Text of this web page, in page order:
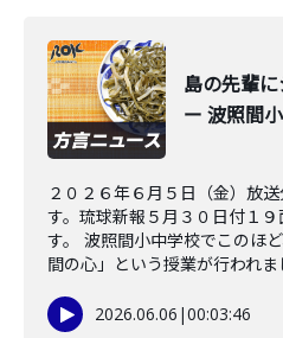
島の先輩
ー 波照間
２０２６年６月５日（金）放
す。琉球新報５月３０日付１
す。 波照間小中学校でこのほ
間の心」という授業が行われま
2026.06.06 |00:03:46